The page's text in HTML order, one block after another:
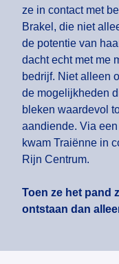
ze in contact met
Brakel, die niet
de potentie van
dacht echt met me
bedrijf. Niet alleen
de mogelijkheden
bleken waardevol
aandiende. Via
kwam Traiënne in
Rijn Centrum.
Toen ze het pand
ontstaan dan